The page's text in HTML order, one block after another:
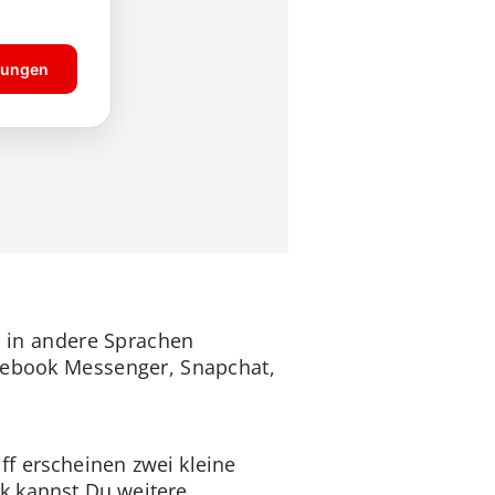
andere Sprachen
Messenger, Snapchat,
erscheinen zwei kleine